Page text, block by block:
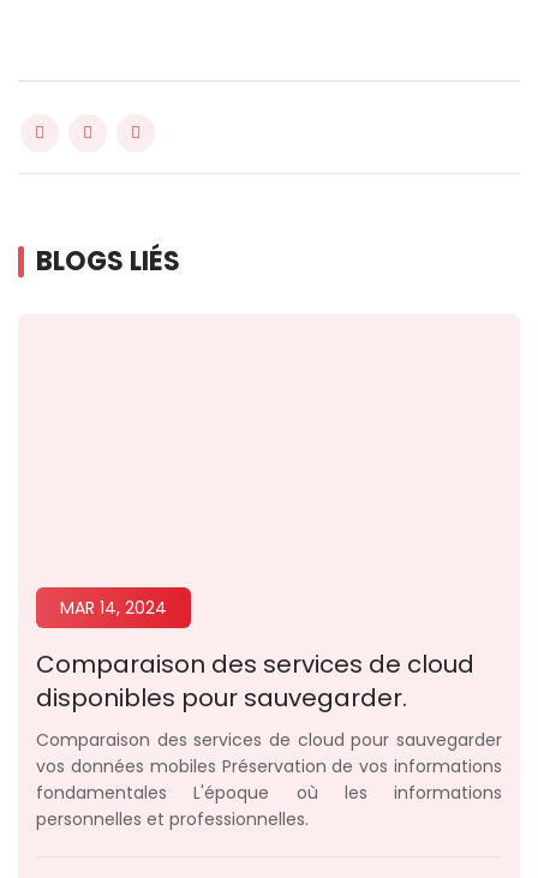
BLOGS LIÉS
Comparaison des services de cloud
disponibles pour sauvegarder.
Comparaison des services de cloud pour sauvegarder
vos données mobiles Préservation de vos informations
fondamentales L'époque où les informations
personnelles et professionnelles.
MAR 14, 2024